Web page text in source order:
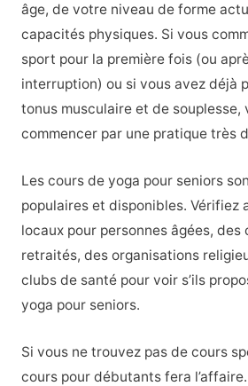
âge, de votre niveau de forme
capacités physiques. Si vous
sport pour la première fois (ou
interruption) ou si vous avez déjà
tonus musculaire et de souplesse,
commencer par une pratique très
Les cours de yoga pour seniors
populaires et disponibles. Vérifiez
locaux pour personnes âgées, des
retraités, des organisations
clubs de santé pour voir s’ils
yoga pour seniors.
Si vous ne trouvez pas de cours
cours pour débutants fera